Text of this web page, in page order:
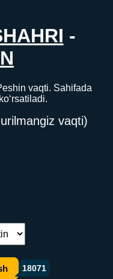
-
vaqti. Sahifada
vaqti)
18071